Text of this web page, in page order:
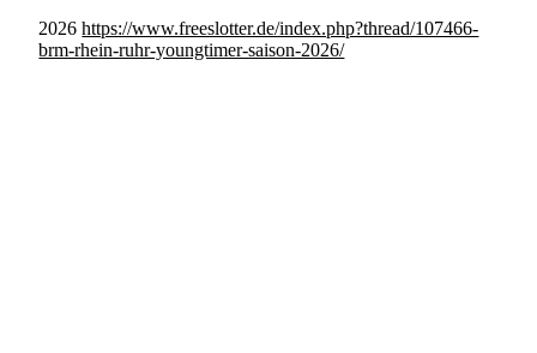
2026 https://www.freeslotter.de/index.php?thread/107466-
brm-rhein-ruhr-youngtimer-saison-2026/